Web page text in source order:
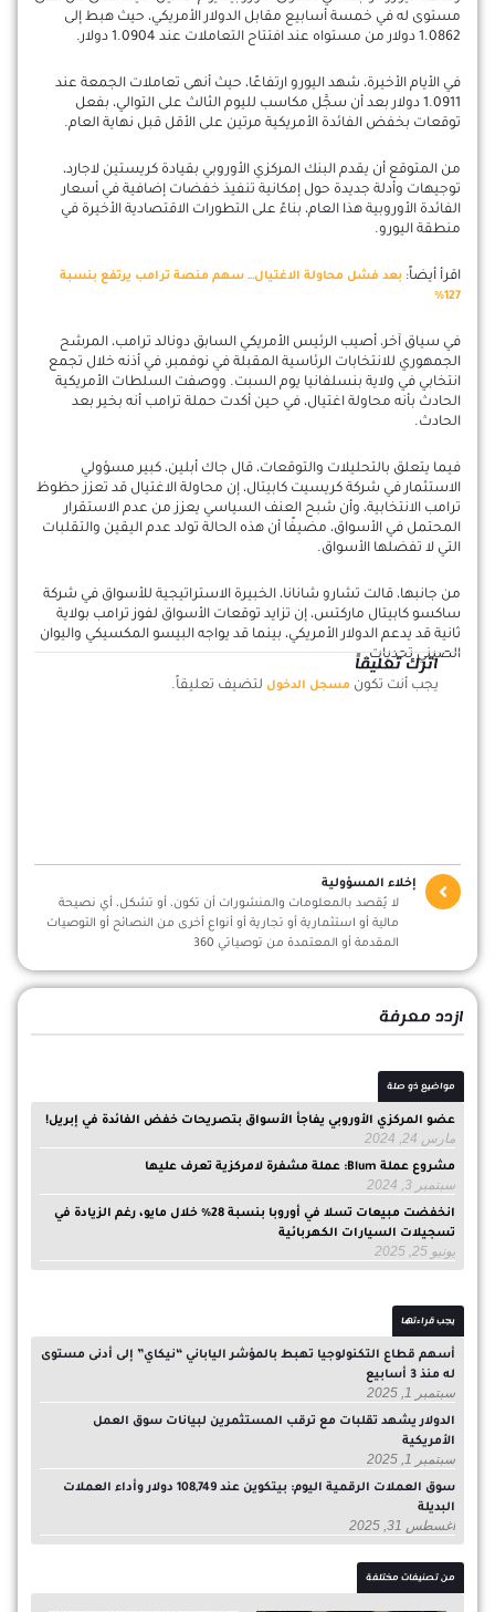
مستوى له في خمسة أسابيع مقابل الدولار الأمريكي، حيث هبط إلى
1.0862 دولار من مستواه عند افتتاح التعاملات عند 1.0904 دولار.
في الأيام الأخيرة، شهد اليورو ارتفاعًا، حيث أنهى تعاملات الجمعة عند
1.0911 دولار بعد أن سجَّل مكاسب لليوم الثالث على التوالي، بفعل
توقعات بخفض الفائدة الأمريكية مرتين على الأقل قبل نهاية العام.
من المتوقع أن يقدم البنك المركزي الأوروبي بقيادة كريستين لاجارد،
توجيهات وأدلة جديدة حول إمكانية تنفيذ خفضات إضافية في أسعار
الفائدة الأوروبية هذا العام، بناءً على التطورات الاقتصادية الأخيرة في
منطقة اليورو.
اقرأ أيضاً: بعد فشل محاولة الاغتيال… سهم منصة ترامب يرتفع بنسبة
127%
في سياق آخر، أصيب الرئيس الأمريكي السابق دونالد ترامب، المرشح
الجمهوري للانتخابات الرئاسية المقبلة في نوفمبر، في أذنه خلال تجمع
انتخابي في ولاية بنسلفانيا يوم السبت. ووصفت السلطات الأمريكية
الحادث بأنه محاولة اغتيال، في حين أكدت حملة ترامب أنه بخير بعد
الحادث.
فيما يتعلق بالتحليلات والتوقعات، قال جاك أبلين، كبير مسؤولي
الاستثمار في شركة كريسيت كابيتال، إن محاولة الاغتيال قد تعزز حظوظ
ترامب الانتخابية، وأن شبح العنف السياسي يعزز من عدم الاستقرار
المحتمل في الأسواق، مضيفًا أن هذه الحالة تولد عدم اليقين والتقلبات
التي لا تفضلها الأسواق.
من جانبها، قالت تشارو شانانا، الخبيرة الاستراتيجية للأسواق في شركة
ساكسو كابيتال ماركتس، إن تزايد توقعات الأسواق لفوز ترامب بولاية
ثانية قد يدعم الدولار الأمريكي، بينما قد يواجه البيسو المكسيكي واليوان
الصيني تحديات.
اترك تعليقاً
يجب أنت تكون مسجل الدخول لتضيف تعليقاً.
إخلاء المسؤولية
لا يُقصد بالمعلومات والمنشورات أن تكون، أو تشكل، أي نصيحة
مالية أو استثمارية أو تجارية أو أنواع أخرى من النصائح أو التوصيات
المقدمة أو المعتمدة من توصياتي 360
ازدد معرفة
مواضيع ذو صلة
عضو المركزي الأوروبي يفاجأ الأسواق بتصريحات خفض الفائدة في إبريل!
مارس 24, 2024
مشروع عملة Blum: عملة مشفرة لامركزية تعرف عليها
سبتمبر 3, 2024
انخفضت مبيعات تسلا في أوروبا بنسبة 28% خلال مايو، رغم الزيادة في
تسجيلات السيارات الكهربائية
يونيو 25, 2025
يجب قراءتها
أسهم قطاع التكنولوجيا تهبط بالمؤشر الياباني “نيكاي” إلى أدنى مستوى
له منذ 3 أسابيع
سبتمبر 1, 2025
الدولار يشهد تقلبات مع ترقب المستثمرين لبيانات سوق العمل
الأمريكية
سبتمبر 1, 2025
سوق العملات الرقمية اليوم: بيتكوين عند 108,749 دولار وأداء العملات
البديلة
أغسطس 31, 2025
من تصنيفات مختلفة